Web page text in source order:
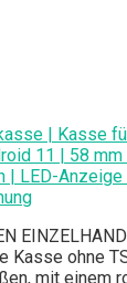
| Kasse
11 | 58 mm
| LED-
Kasse ohne
mit einem